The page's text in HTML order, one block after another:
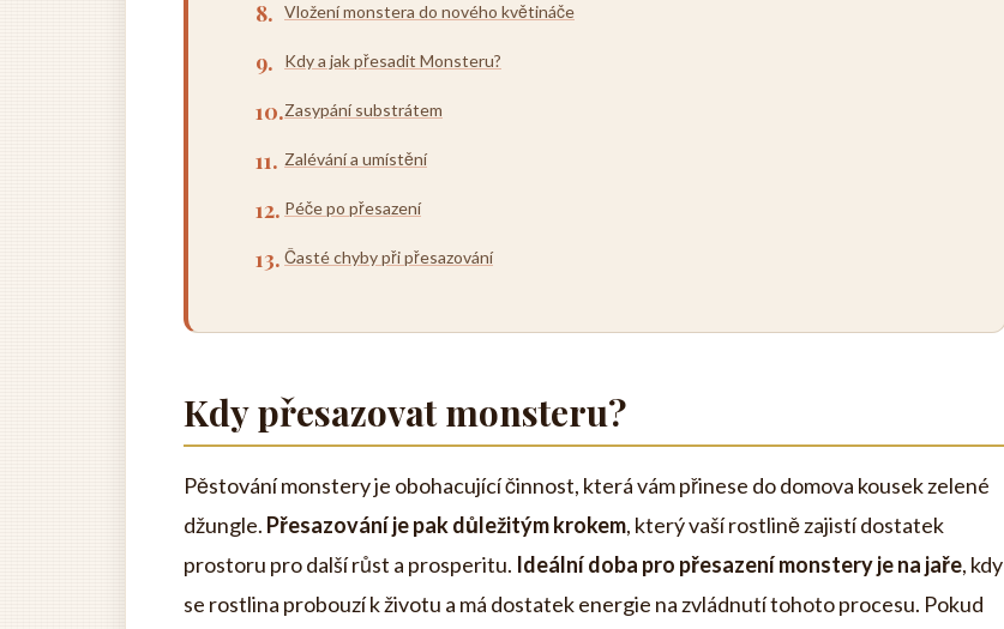
Vložení monstera do nového květináče
Kdy a jak přesadit Monsteru?
Zasypání substrátem
Zalévání a umístění
Péče po přesazení
Časté chyby při přesazování
Kdy přesazovat monsteru?
Pěstování monstery je obohacující činnost, která vám přinese do domova kousek zelené
džungle. Přesazování je pak důležitým krokem, který vaší rostlině zajistí dostatek
prostoru pro další růst a prosperitu. Ideální doba pro přesazení monstery je na jaře, kdy
se rostlina probouzí k životu a má dostatek energie na zvládnutí tohoto procesu. Pokud